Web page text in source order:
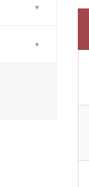
▾
值評
、健
▾